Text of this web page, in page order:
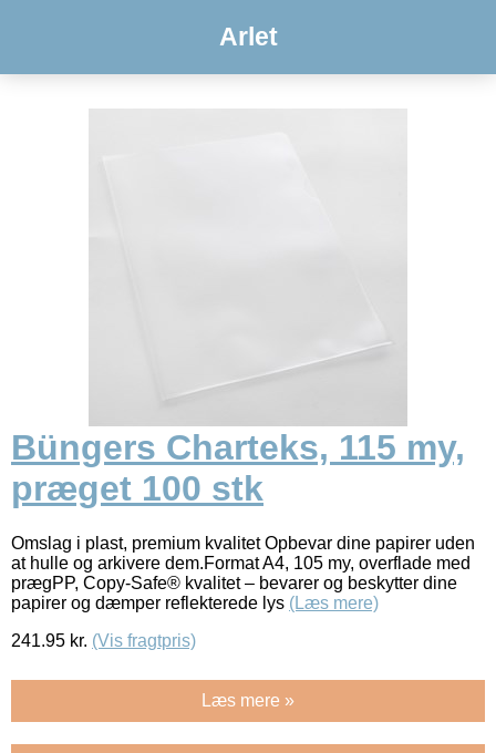
Arlet
Büngers Charteks, 115 my,
præget 100 stk
Omslag i plast, premium kvalitet Opbevar dine papirer uden
at hulle og arkivere dem.Format A4, 105 my, overflade med
prægPP, Copy-Safe® kvalitet – bevarer og beskytter dine
papirer og dæmper reflekterede lys (Læs mere)
241.95 kr. (Vis fragtpris)
Læs mere »